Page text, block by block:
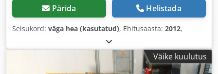
Pärida Helistada
Seisukord: väga hea (kasutatud), Ehitusaasta: 2012,
Väike kuulutus